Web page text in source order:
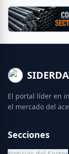
El portal líder en
el mercado del
Secciones